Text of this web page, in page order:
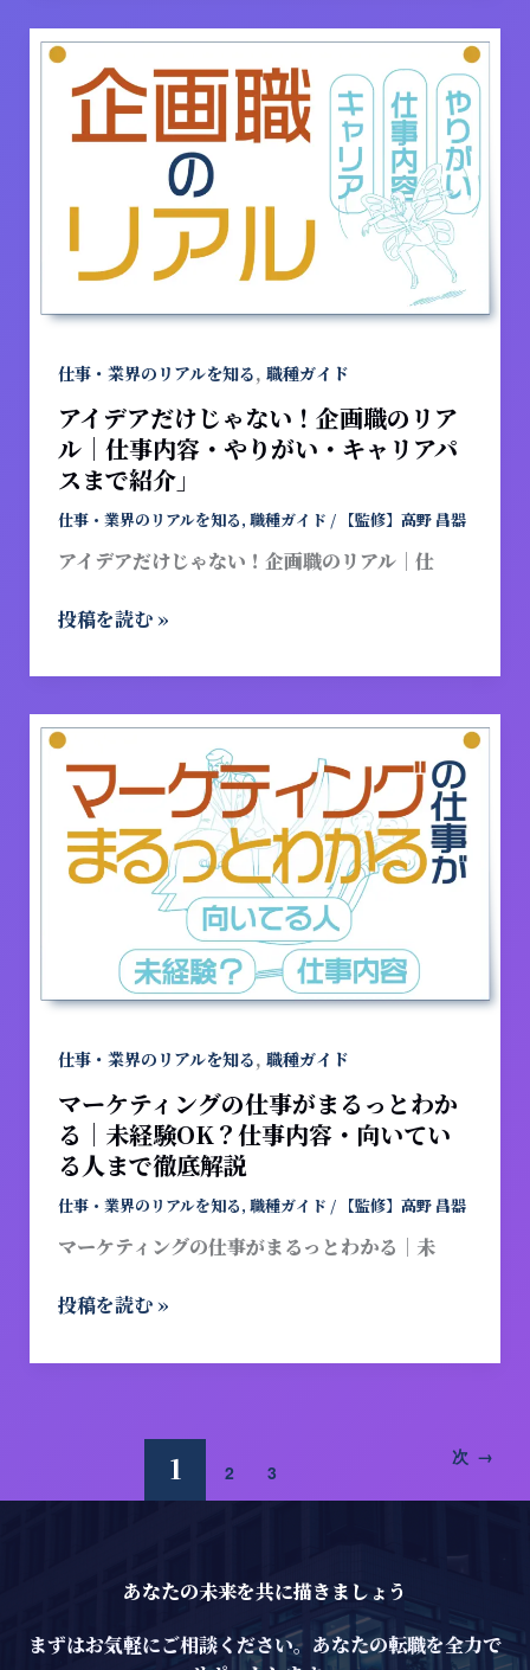
リ
ッ
ト、
い
る
徴
を
解
説！
仕事・業界のリアルを知る, 職種ガイド
アイデアだけじゃない！企画職のリア
ル｜仕事内容・やりがい・キャリアパ
スまで紹介」
仕事・業界のリアルを知る, 職種ガイド / 【監修】高野 昌器
アイデアだけじゃない！企画職のリアル｜仕
ア
イ
デ
ア
ゃ
い！
画
の
リ
ア
ル
仕
事
内
り
が
い・
ャ
リ
紹
投稿を読む »
仕事・業界のリアルを知る, 職種ガイド
マーケティングの仕事がまるっとわか
る｜未経験OK？仕事内容・向いてい
る人まで徹底解説
仕事・業界のリアルを知る, 職種ガイド / 【監修】高野 昌器
マーケティングの仕事がまるっとわかる｜未
マ
ー
ケ
ィ
ン
事
ま
っ
と
わ
か
｜
未
経
容・
る
投稿を読む »
1 2 3
次 →
あなたの未来を共に描きましょう
まずはお気軽にご相談ください。あなたの転職を全力で